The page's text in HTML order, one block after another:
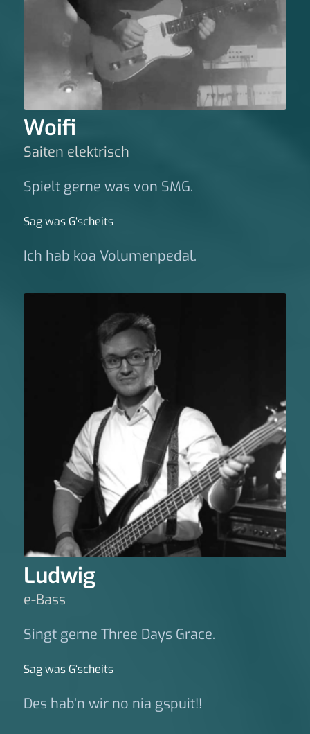
Woifi
Saiten elektrisch
Spielt gerne was von SMG.
Sag was G‘scheits
Ich hab koa Volumenpedal.
Ludwig
e-Bass
Singt gerne Three Days Grace.
Sag was G‘scheits
Des hab’n wir no nia gspuit!!